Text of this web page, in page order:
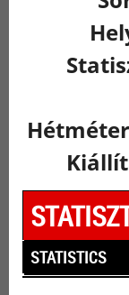
STATISTICS